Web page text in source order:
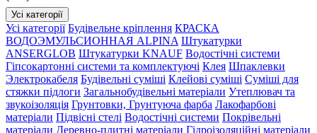
Усі категорії
Усі категорії Будівельне кріплення КРАСКА
ВОДОЭМУЛЬСИОННАЯ ALPINA Штукатурки
ANSERGLOB Штукатурки KNAUF Водостічні системи
Гіпсокартонні системи та комплектуючі Клея Шпаклевки
Электрокабеля Будівельні суміші Клейові суміші Суміші для
стяжки підлоги Загальнобудівельні матеріали Утеплювач та
звукоізоляція Грунтовки, Грунтуюча фарба Лакофарбові
матеріали Підвісні стелі Водостічні системи Покрівельні
матеріали Деревно-плитні матеріали Гідроізоляційні матеріали